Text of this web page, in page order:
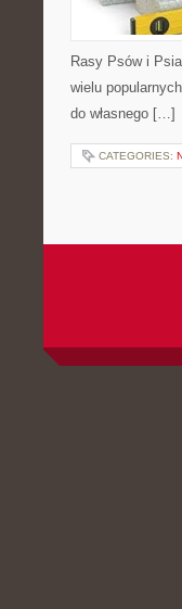
Rasy Psów i
wielu
do własnego […]
CATEGORIES: